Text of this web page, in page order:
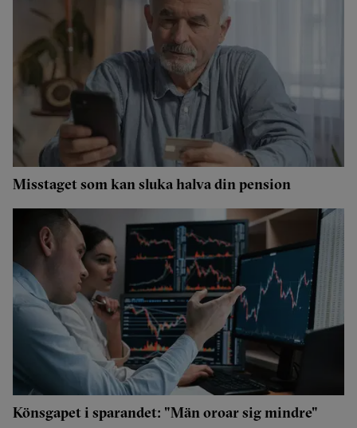
Misstaget som kan sluka halva din pension
Könsgapet i sparandet: "Män oroar sig mindre"